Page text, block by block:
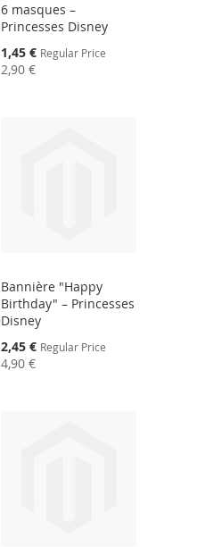
6 masques –
Princesses Disney
Special
Price
1,45 € Regular Price
2,90 €
Bannière "Happy
Birthday" – Princesses
Disney
Special
Price
2,45 € Regular Price
4,90 €